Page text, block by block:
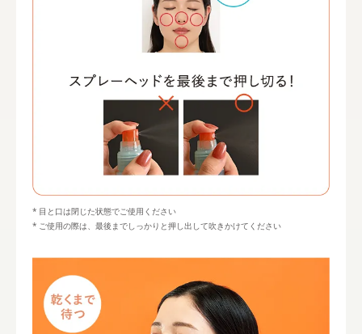
目と口は閉じた状態でご使用ください
ご使用の際は、最後までしっかりと押し出して吹きかけてください